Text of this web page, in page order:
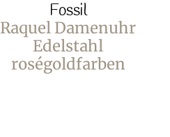
Fossil
Raquel Damenuhr
Edelstahl
roségoldfarben